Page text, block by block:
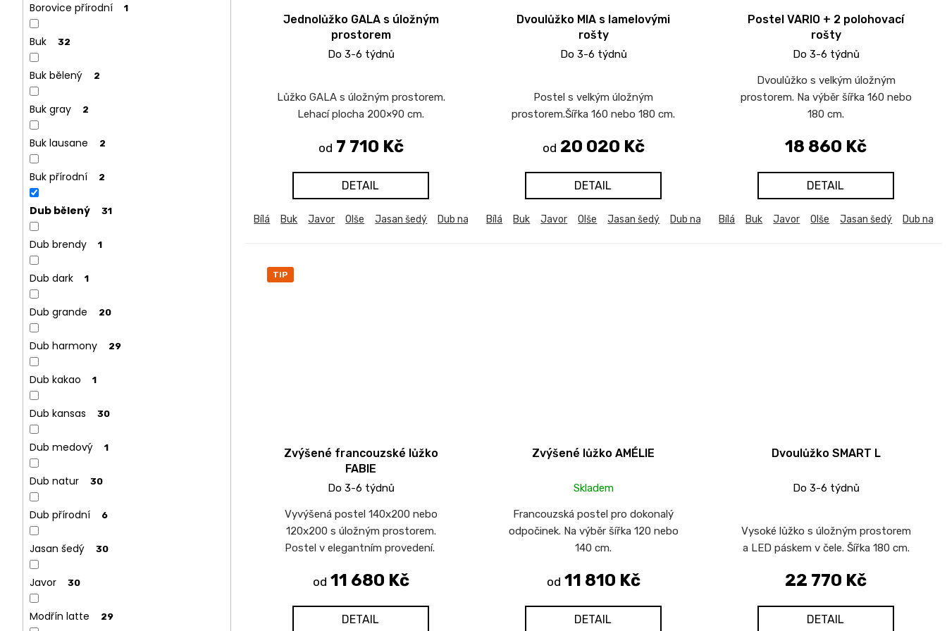
Borovice přírodní 1
Buk 32
Buk bělený 2
Buk gray 2
Buk lausane 2
Buk přírodní 2
Dub bělený 31
Dub brendy 1
Dub dark 1
Dub grande 20
Dub harmony 29
Dub kakao 1
Dub kansas 30
Dub medový 1
Dub natur 30
Dub přírodní 6
Jasan šedý 30
Javor 30
Modřín latte 29
Jednolůžko GALA s úložným
prostorem
Do 3-6 týdnů
od 7 710 Kč
DETAIL
Lůžko GALA s úložným prostorem.
Lehací plocha 200×90 cm.
Bílá Buk Javor Olše Jasan šedý Dub natur (dub sonoma) Dub bělený Dub harmony Dub kansas Dub sametový Modřín latte Akácie
Dvoulůžko MIA s lamelovými
rošty
Do 3-6 týdnů
od 20 020 Kč
DETAIL
Postel s velkým úložným
prostorem.Šířka 160 nebo 180 cm.
Bílá Buk Javor Olše Jasan šedý Dub natur (dub sonoma) Dub bělený Dub harmony Dub
Postel VARIO + 2 polohovací
rošty
Do 3-6 týdnů
18 860 Kč
DETAIL
Dvoulůžko s velkým úložným
prostorem. Na výběr šířka 160 nebo
180 cm.
Bílá Buk Javor Olše Jasan šedý Dub
TIP
Zvýšené francouzské lůžko
FABIE
Do 3-6 týdnů
od 11 680 Kč
DETAIL
Vyvýšená postel 140x200 nebo
120x200 s úložným prostorem.
Postel v elegantním provedení.
Zvýšené lůžko AMÉLIE
Skladem
od 11 810 Kč
DETAIL
Francouzská postel pro dokonalý
odpočinek. Na výběr šířka 120 nebo
140 cm.
Dvoulůžko SMART L
Do 3-6 týdnů
22 770 Kč
DETAIL
Vysoké lůžko s úložným prostorem
a LED páskem v čele. Šířka 180 cm.